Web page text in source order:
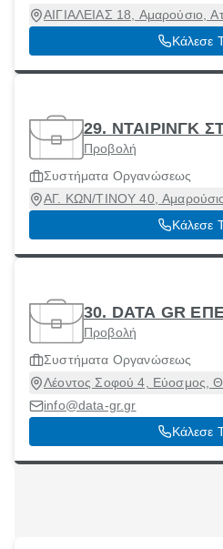
ΑΙΓΙΑΛΕΙΑΣ 18, Αμαρούσιο,
Κάλεσε
29. ΝΤΑΙΡΙΝΓΚ
Προβολή
Συστήματα Οργανώσεως
ΑΓ. ΚΩΝ/ΤΙΝΟΥ 40,
Κάλεσε
30. DATA GR
Προβολή
Συστήματα Οργανώσεως
Λέοντος Σοφού 4, Εύοσμος,
info@data-gr.gr
Κάλεσε